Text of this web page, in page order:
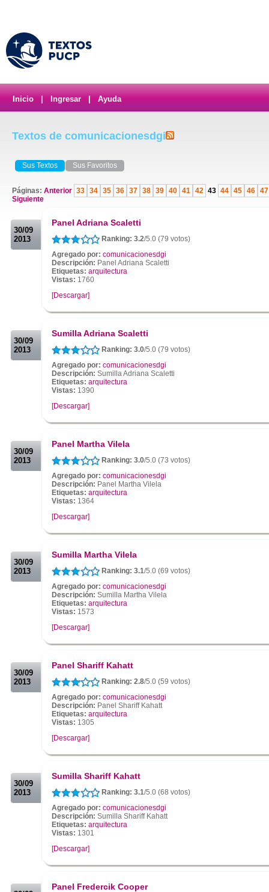
Inicio Ingresar Ayuda
Textos de comunicacionesdgi
Sus Textos Sus Favoritos
Páginas: Anterior 33 34 35 36 37 38 39 40 41 42 43 44 45 46 47
Siguiente
30/09
2013
Panel Adriana Scaletti
Ranking: 3.2/5.0 (79 votos)
Agregado por: comunicacionesdgi
Descripción: Panel Adriana Scaletti
Etiquetas: arquitectura
Vistas: 1760
[Descargar]
30/09
2013
Sumilla Adriana Scaletti
Ranking: 3.0/5.0 (79 votos)
Agregado por: comunicacionesdgi
Descripción: Sumilla Adriana Scaletti
Etiquetas: arquitectura
Vistas: 1390
[Descargar]
30/09
2013
Panel Martha Vilela
Ranking: 3.0/5.0 (73 votos)
Agregado por: comunicacionesdgi
Descripción: Panel Martha Vilela
Etiquetas: arquitectura
Vistas: 1364
[Descargar]
30/09
2013
Sumilla Martha Vilela
Ranking: 3.1/5.0 (69 votos)
Agregado por: comunicacionesdgi
Descripción: Sumilla Martha Vilela
Etiquetas: arquitectura
Vistas: 1573
[Descargar]
30/09
2013
Panel Shariff Kahatt
Ranking: 2.8/5.0 (59 votos)
Agregado por: comunicacionesdgi
Descripción: Panel Shariff Kahatt
Etiquetas: arquitectura
Vistas: 1305
[Descargar]
30/09
2013
Sumilla Shariff Kahatt
Ranking: 3.1/5.0 (68 votos)
Agregado por: comunicacionesdgi
Descripción: Sumilla Shariff Kahatt
Etiquetas: arquitectura
Vistas: 1301
[Descargar]
Panel Fredercik Cooper